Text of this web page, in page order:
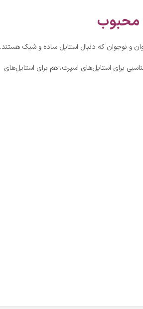
محبوب
و نوجوان که دنبال استایل ساده و شیک هستند.
برای استایل‌های اسپرت، هم برای استایل‌های